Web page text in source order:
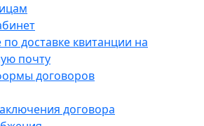
доставке квитанции на
почту
договоров
договора